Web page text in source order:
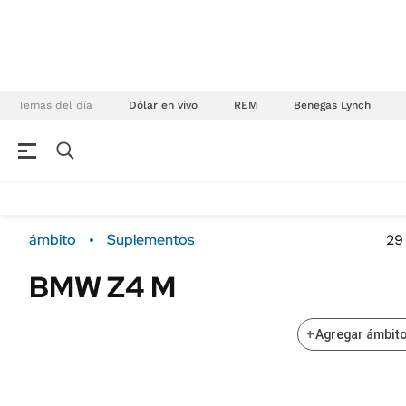
Temas del día Dólar en vivo REM Benegas Lynch
Campo
ENERGY REPORT
ámbito Suplementos
BMW Z4 M
+Agregar